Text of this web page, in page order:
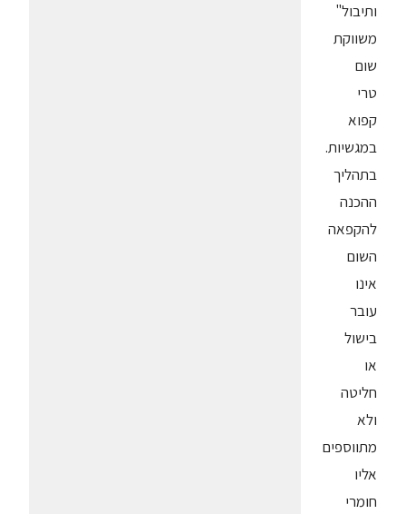
ותיבול"
משווקת
שום
טרי
קפוא
במגשיות.
בתהליך
ההכנה
להקפאה
השום
אינו
עובר
בישול
או
חליטה
ולא
מתווספים
אליו
חומרי